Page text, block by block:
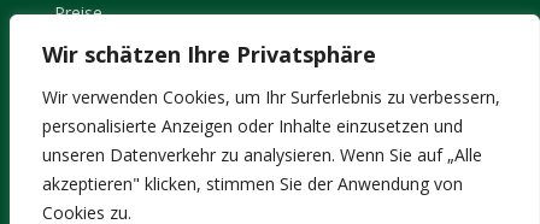
Wir schätzen Ihre Privatsphäre
Wir verwenden Cookies, um Ihr Surferlebnis zu verbessern,
personalisierte Anzeigen oder Inhalte einzusetzen und
unseren Datenverkehr zu analysieren. Wenn Sie auf „Alle
akzeptieren" klicken, stimmen Sie der Anwendung von
Cookies zu.
Preise
Kontakt
Impressum
Datenschutz